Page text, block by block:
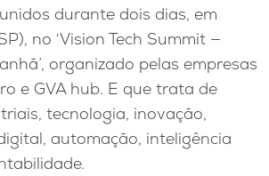
durante dois dias, em
no ‘Vision Tech Summit —
organizado pelas empresas
e GVA hub. E que trata de
tecnologia, inovação,
automação, inteligência